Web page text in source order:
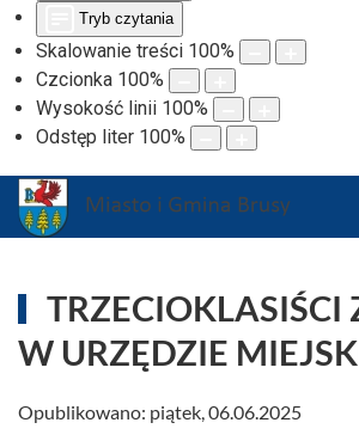
Tryb czytania
Skalowanie treści 100%
Czcionka 100%
Wysokość linii 100%
Odstęp liter 100%
TRZECIOKLASIŚCI
W URZĘDZIE
Opublikowano: piątek, 06.06.2025